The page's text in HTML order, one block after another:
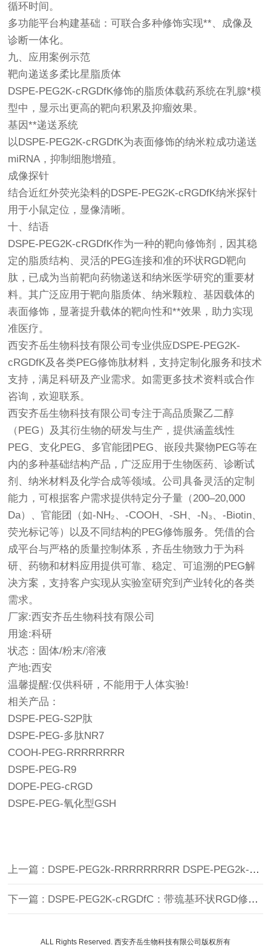
循环时间。
多功能平台构建基础：可联合多种修饰实现**、成像及
诊断一体化。
九、应用案例示范
靶向递送多柔比星脂质体
DSPE-PEG2K-cRGDfK修饰的脂质体载药系统在乳腺*模
型中，显示出更高的靶向积累及抑瘤效果。
基因**递送系统
以DSPE-PEG2K-cRGDfK为表面修饰的纳米粒成功递送
miRNA，抑制细胞增殖。
成像探针
结合近红外荧光染料的DSPE-PEG2K-cRGDfK纳米探针
用于小鼠定位，显像清晰。
十、结语
DSPE-PEG2K-cRGDfK作为一种的靶向修饰剂，因其稳
定的脂质结构、灵活的PEG连接和准的环状RGD靶向
肽，已成为当前靶向药物递送和纳米医学研究的重要材
料。其广泛应用于靶向脂质体、纳米颗粒、基因载体的
表面修饰，显著提升载体的靶向性和**效果，助力实现
准医疗。
西安齐岳生物科技有限公司专业供应DSPE-PEG2K-
cRGDfK及各类PEG修饰肽材料，支持定制化服务和技术
支持，满足科研及产业需求。如需更多技术资料或合作
咨询，欢迎联系。
西安齐岳生物科技有限公司专注于高品质聚乙二醇
（PEG）及其衍生物的研发与生产，提供涵盖线性
PEG、支化PEG、多官能团PEG、嵌段共聚物PEG等在
内的多种基础结构产品，广泛应用于生物医药、诊断试
剂、纳米材料及化学合成等领域。公司具备灵活的定制
能力，可根据客户需求提供特定分子量（200–20,000
Da）、官能团（如-NH₂、-COOH、-SH、-N₃、-Biotin、
荧光标记等）以及不同结构的PEG修饰服务。凭借的合
成平台与严格的质量控制体系，齐岳生物致力于为科
研、药物和材料应用提供可靠、稳定、可追溯的PEG解
决方案，支持客户实现从实验室研究到产业转化的各类
需求。
厂家:西安齐岳生物科技有限公司
用途:科研
状态：固体/粉末/溶液
产地:西安
温馨提醒:仅供科研，不能用于人体实验!
相关产品：
DSPE-PEG-S2P肽
DSPE-PEG-多肽NR7
COOH-PEG-RRRRRRRR
DSPE-PEG-R9
DOPE-PEG-cRGD
DSPE-PEG-氧化型GSH
上一篇 : DSPE-PEG2k-RRRRRRRRR DSPE-PEG2k-九聚氨酸
下一篇 : DSPE-PEG2K-cRGDfC：带巯基环状RGD修饰脂质构件用于靶向递送
ALL Rights Reserved. 西安齐岳生物科技有限公司版权所有